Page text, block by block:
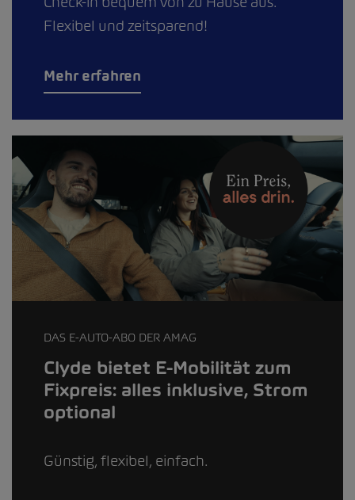
Flexibel und zeitsparend!
Mehr erfahren
DAS E-AUTO-ABO DER AMAG
Clyde bietet E-Mobilität zum
Fixpreis: alles inklusive, Strom
optional
Günstig, flexibel, einfach.